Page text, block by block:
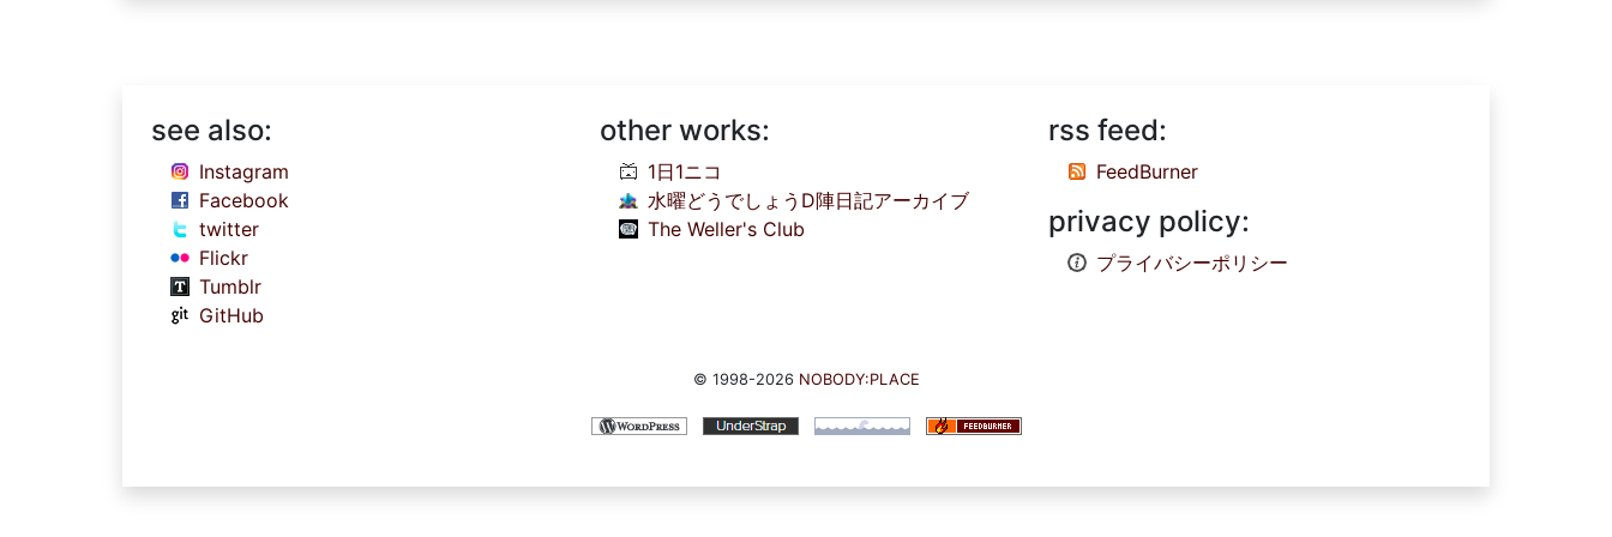
see also:
Instagram
Facebook
twitter
Flickr
Tumblr
GitHub
other works:
1日1ニコ
水曜どうでしょうD陣日記アーカイブ
The Weller's Club
rss feed:
FeedBurner
privacy policy:
プライバシーポリシー
© 1998-2026 NOBODY:PLACE